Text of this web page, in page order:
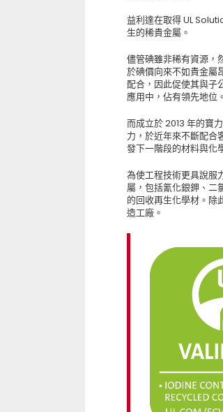
益利達在取得 UL
生的稀貴金屬。
儘管碘雖非稀有資源，
於碘價向來不如貴金屬
配合，因此促使其與子
應用中，佔有領先地位。
而成立於 2013 年的寶
力，於近年來不斷配合
發下一階段的材料與化
為使工程技術更具說服
屬，包括氰化銀鉀、二
的回收再生化學材。除
造工廠。